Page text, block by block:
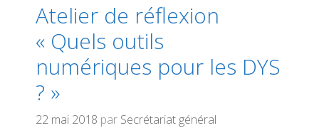
Atelier de réflexion
« Quels outils
numériques pour les DYS
? »
22 mai 2018 par Secrétariat général